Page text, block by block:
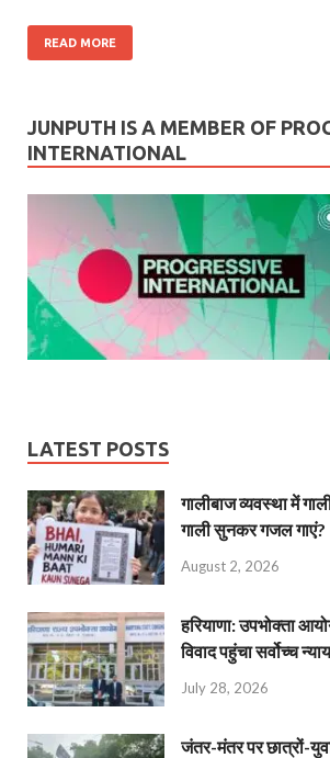
READ MORE
JUNPUTH IS A MEMBER OF
INTERNATIONAL
LATEST POSTS
गालीबाज व्‍यवस्‍था में
गाली सुनकर गजल गाएं?
August 2, 2026
हरियाणा: उपभोक्ता
विवाद पहुंचा सर्वोच्च
July 28, 2026
जंतर-मंतर पर छात्रों-